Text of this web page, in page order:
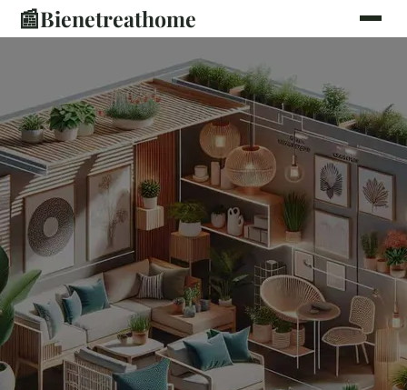
📰Bienetreathome